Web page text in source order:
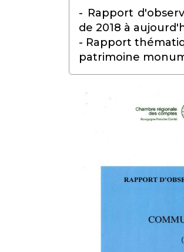
- Rapport
de 2018 à
- Rapport
patrimoine